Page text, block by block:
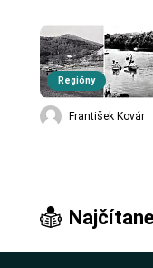
Regióny
František Kovár